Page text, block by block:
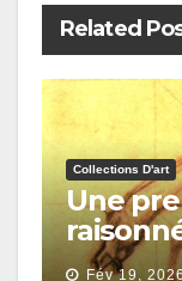
Related
Collections D'art
Une
Fév 19,